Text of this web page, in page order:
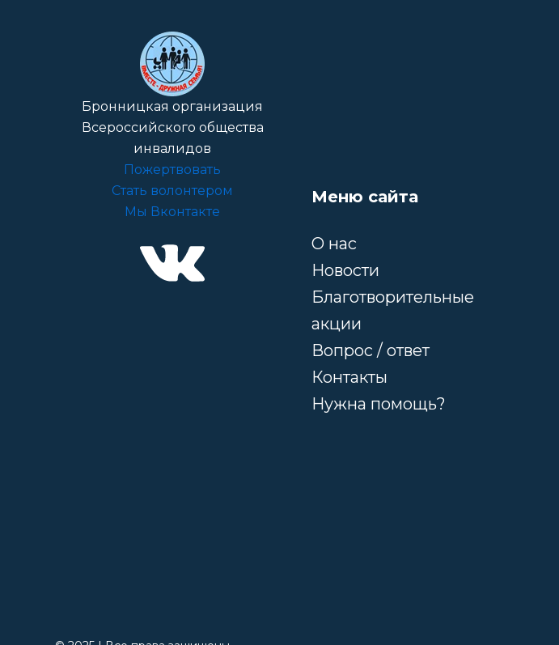
Бронницкая организация
Всероссийского общества
инвалидов
Пожертвовать
Стать волонтером
Мы Вконтакте
Меню сайта
О нас
Новости
Благотворительные
акции
Вопрос / ответ
Контакты
Нужна помощь?